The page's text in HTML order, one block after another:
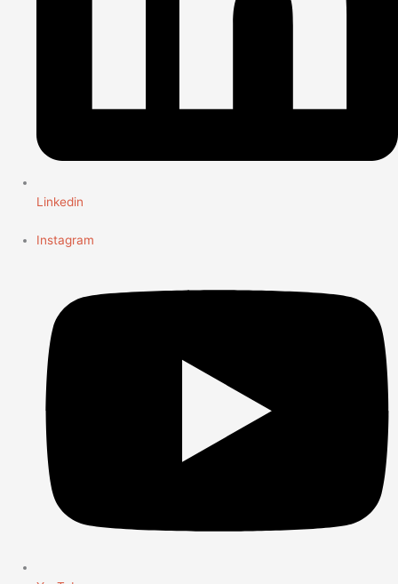
Linkedin
Instagram